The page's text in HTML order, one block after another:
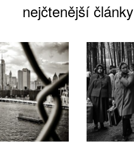
nejčtenější články